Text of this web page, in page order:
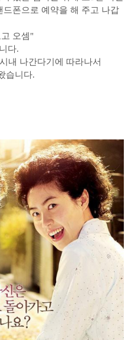
폰으로 예약을 해 주고 나갑
오셈"
다.
내 나간다기에 따라나서
습니다.